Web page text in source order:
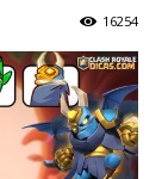
16254